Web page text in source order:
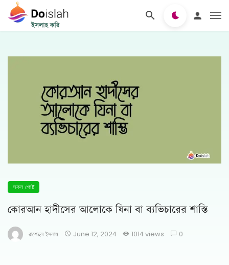
সকল পোষ্ট
কোরআন হাদীসের আলোকে যিনা বা ব্যভিচারের শাস্তি
রাশেদুল ইসলাম June 12, 2024 1014 views 0